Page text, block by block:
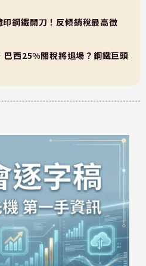
鋼鐵開刀！反傾銷稅最高徵
西25%關稅將退場？鋼鐵巨頭